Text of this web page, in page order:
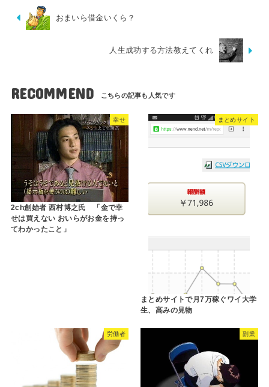
おまいら借金いくら？
人生成功する方法教えてくれ
RECOMMEND
幸せ
2ch創始者 西村博之氏 「金で幸
せは買えない おいらがお金を持っ
てわかったこと」
まとめサイト
まとめサイトで月7万稼ぐワイ大学
生、高みの見物
労働者 副業